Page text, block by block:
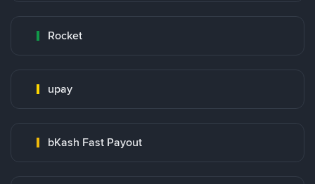
Rocket
upay
bKash Fast Payout